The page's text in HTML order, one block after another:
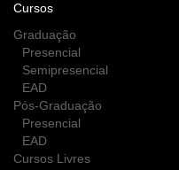
Cursos
Graduação
Presencial
Semipresencial
EAD
Pós-Graduação
Presencial
EAD
Cursos Livres